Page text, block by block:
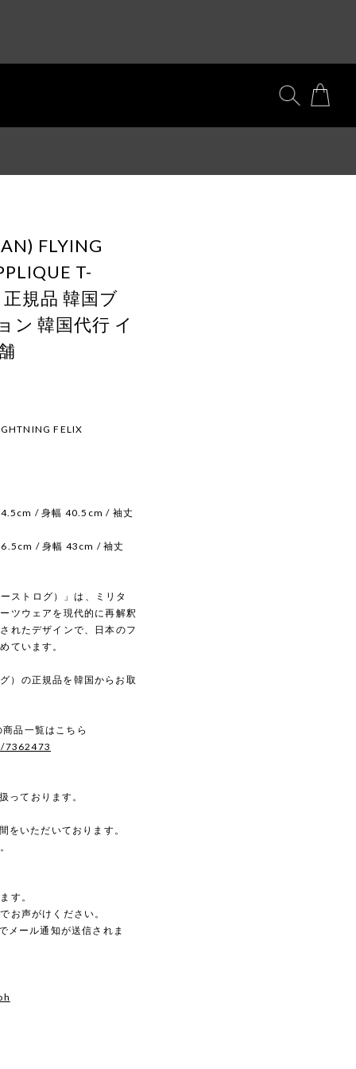
FLYING
T-
規品 韓国ブ
ン 韓国代行 イ
FELIX
/ 身幅 40.5cm / 袖丈
/ 身幅 43cm / 袖丈
ストログ）」は、ミリタ
ツウェアを現代的に再解釈
れたデザインで、日本のフ
ています。
）の正規品を韓国からお取
品一覧はこちら
7362473
ております。
をいただいております。
す。
お声がけください。
メール通知が送信されま